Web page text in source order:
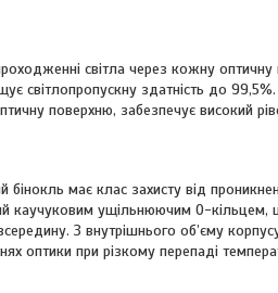
світла через кожну
світлопропускну здатність до
поверхню, забезпечує високий
бінокль має клас захисту від
каучуковим ущільнюючим O-
З внутрішнього об’єму
оптики при різкому перепаді